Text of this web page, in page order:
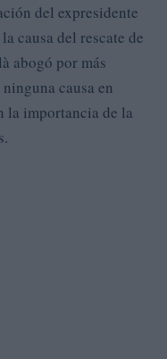
del expresidente
causa del rescate de
abogó por más
causa en
la importancia de la